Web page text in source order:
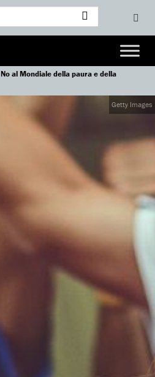
No al Mondiale della paura e della
Getty Images